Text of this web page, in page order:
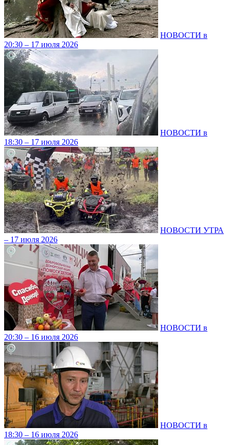
НОВОСТИ в
20:30 – 17 июля 2026
НОВОСТИ в
18:30 – 17 июля 2026
НОВОСТИ УТРА
– 17 июля 2026
НОВОСТИ в
20:30 – 16 июля 2026
НОВОСТИ в
18:30 – 16 июля 2026